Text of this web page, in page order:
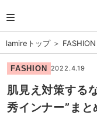
lamireトップ＞ FASHION
FASHION 2022.4.19
肌見え対策する
秀インナー”まと